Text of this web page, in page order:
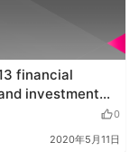
financial
investment
0
2020年5月11日